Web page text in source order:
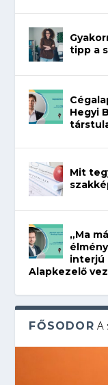
tipp a
Hegyi
Mit
„Ma
interjú
Alapkezelő
FŐSODOR A